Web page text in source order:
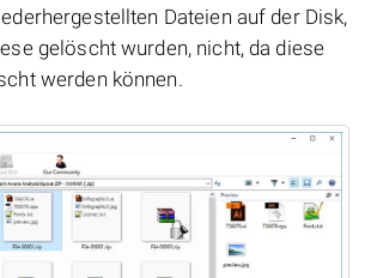
Dateien auf der Disk,
gelöscht wurden, nicht, da diese
werden können.